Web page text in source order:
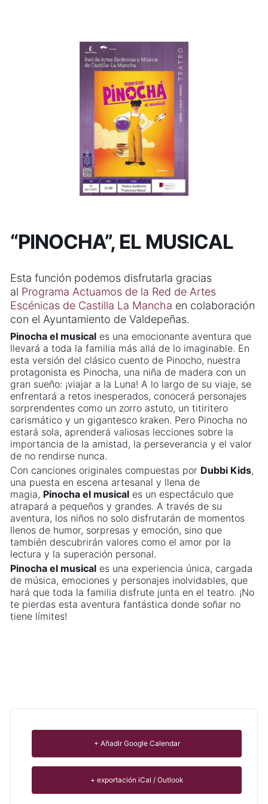
“PINOCHA”, EL MUSICAL
Esta función podemos disfrutarla gracias
al Programa Actuamos de la Red de Artes
Escénicas de Castilla La Mancha en colaboración
con el Ayuntamiento de Valdepeñas.
Pinocha el musical es una emocionante aventura que
llevará a toda la familia más allá de lo imaginable. En
esta versión del clásico cuento de Pinocho, nuestra
protagonista es Pinocha, una niña de madera con un
gran sueño: ¡viajar a la Luna! A lo largo de su viaje, se
enfrentará a retos inesperados, conocerá personajes
sorprendentes como un zorro astuto, un titiritero
carismático y un gigantesco kraken. Pero Pinocha no
estará sola, aprenderá valiosas lecciones sobre la
importancia de la amistad, la perseverancia y el valor
de no rendirse nunca.
Con canciones originales compuestas por Dubbi Kids,
una puesta en escena artesanal y llena de
magia, Pinocha el musical es un espectáculo que
atrapará a pequeños y grandes. A través de su
aventura, los niños no solo disfrutarán de momentos
llenos de humor, sorpresas y emoción, sino que
también descubrirán valores como el amor por la
lectura y la superación personal.
Pinocha el musical es una experiencia única, cargada
de música, emociones y personajes inolvidables, que
hará que toda la familia disfrute junta en el teatro. ¡No
te pierdas esta aventura fantástica donde soñar no
tiene límites!
+ Añadir Google Calendar
+ exportación iCal / Outlook